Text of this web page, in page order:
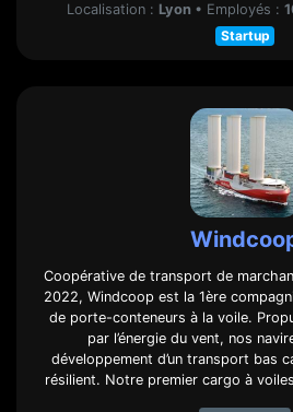
Localisation : Lyon • Employés :
Startup
Coopérative de transport de
2022, Windcoop est la 1ère
de porte-conteneurs à la voile.
par l’énergie du vent, nos
développement d’un transport bas
résilient. Notre premier cargo à